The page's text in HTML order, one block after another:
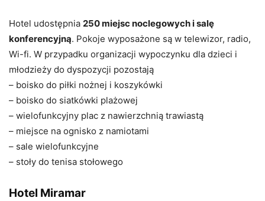
Hotel udostępnia 250 miejsc noclegowych i salę
konferencyjną. Pokoje wyposażone są w telewizor, radio,
Wi-fi. W przypadku organizacji wypoczynku dla dzieci i
młodzieży do dyspozycji pozostają
– boisko do piłki nożnej i koszykówki
– boisko do siatkówki plażowej
– wielofunkcyjny plac z nawierzchnią trawiastą
– miejsce na ognisko z namiotami
– sale wielofunkcyjne
– stoły do tenisa stołowego
Hotel Miramar